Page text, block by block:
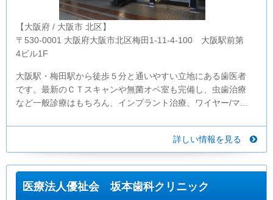
【大阪府 / 大阪市 北区】
〒530-0001 大阪府大阪市北区梅田1-11-4-100 大阪駅前第
4ビル1F
大阪駅・梅田駅から徒歩５分と通いやすい立地にある歯医者
です。最新のＣＴスキャンや無菌オペ室も完備し、虫歯治療
など一般診療はもちろん、インプラント治療、ワイヤー/マ...
詳しい情報を見る
医療法人優祉会 坂本歯科クリニック